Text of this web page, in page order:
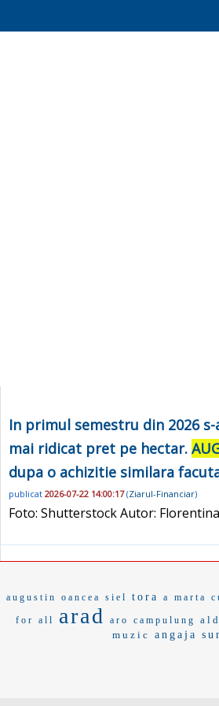
In primul semestru din 2026
mai ridicat pret pe hectar.
dupa o achizitie similara
publicat 2026-07-22 14:00:17(Ziarul-Financiar)
Foto: Shutterstock Autor:
augustin oancea siel tora a marta
for all arad aro campulung
muzic angaja